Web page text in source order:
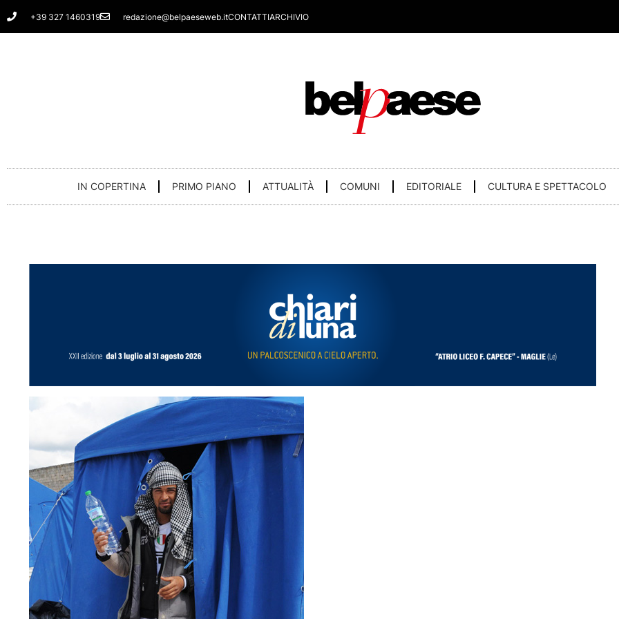
Vai
al
+39 327 1460319 redazione@belpaeseweb.itCONTATTIARCHIVIO
IN COPERTINA PRIMO PIANO ATTUALITÀ COMUNI EDITORIALE CULTURA E SPETTACOLO